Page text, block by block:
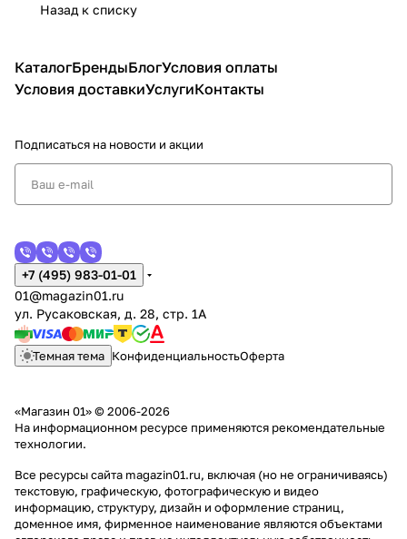
Назад к списку
КаталогБрендыБлогУсловия оплаты
Условия доставкиУслугиКонтакты
Подписаться на новости и акции
+7 (495) 983-01-01
01@magazin01.ru
ул. Русаковская, д. 28, стр. 1А
Темная тема КонфиденциальностьОферта
«Магазин 01» © 2006-2026
На информационном ресурсе применяются рекомендательные
технологии.
Все ресурсы сайта magazin01.ru, включая (но не ограничиваясь)
текстовую, графическую, фотографическую и видео
информацию, структуру, дизайн и оформление страниц,
доменное имя, фирменное наименование являются объектами